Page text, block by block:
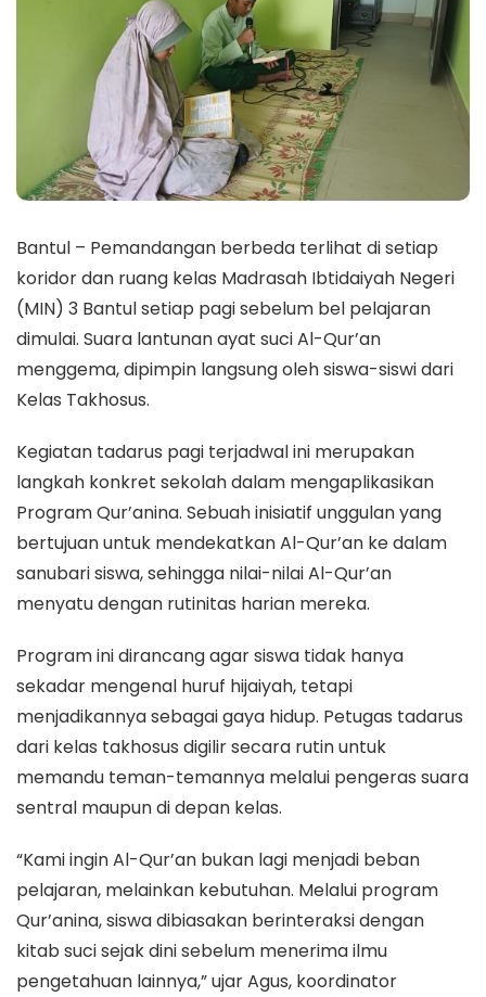
Bantul – Pemandangan berbeda terlihat di setiap
koridor dan ruang kelas Madrasah Ibtidaiyah Negeri
(MIN) 3 Bantul setiap pagi sebelum bel pelajaran
dimulai. Suara lantunan ayat suci Al-Qur’an
menggema, dipimpin langsung oleh siswa-siswi dari
Kelas Takhosus.
Kegiatan tadarus pagi terjadwal ini merupakan
langkah konkret sekolah dalam mengaplikasikan
Program Qur’anina. Sebuah inisiatif unggulan yang
bertujuan untuk mendekatkan Al-Qur’an ke dalam
sanubari siswa, sehingga nilai-nilai Al-Qur’an
menyatu dengan rutinitas harian mereka.
Program ini dirancang agar siswa tidak hanya
sekadar mengenal huruf hijaiyah, tetapi
menjadikannya sebagai gaya hidup. Petugas tadarus
dari kelas takhosus digilir secara rutin untuk
memandu teman-temannya melalui pengeras suara
sentral maupun di depan kelas.
“Kami ingin Al-Qur’an bukan lagi menjadi beban
pelajaran, melainkan kebutuhan. Melalui program
Qur’anina, siswa dibiasakan berinteraksi dengan
kitab suci sejak dini sebelum menerima ilmu
pengetahuan lainnya,” ujar Agus, koordinator